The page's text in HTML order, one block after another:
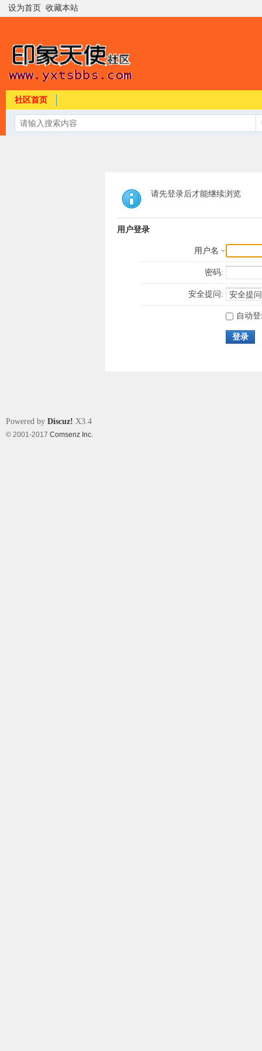
设为首页 收藏本站
社区首页
请先登录后才能继续浏览
用户登录
用户名
密码:
安全提问:
自动
登录
Powered by Discuz! X3.4
© 2001-2017 Comsenz Inc.